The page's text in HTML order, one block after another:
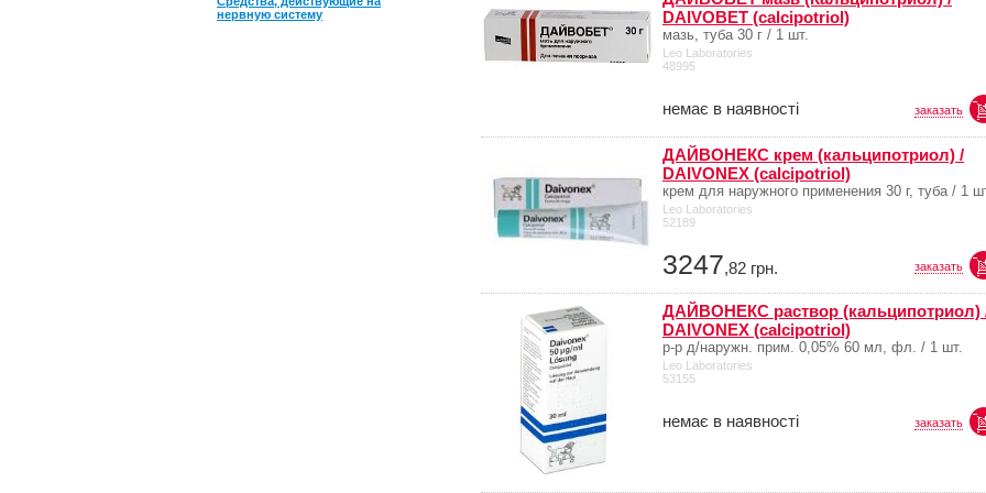
нервную систему
DAIVOBET (calcipotriol)
мазь, туба 30 г / 1 шт.
Leo Laboratories
48995
немає в наявності заказать
ДАЙВОНЕКС крем (кальципотриол) /
DAIVONEX (calcipotriol)
крем для наружного применения 30 г, туба / 1
Leo Laboratories
52189
3247,82 грн. заказать
ДАЙВОНЕКС раствор (кальципотриол)
DAIVONEX (calcipotriol)
р-р д/наружн. прим. 0,05% 60 мл, фл. / 1 шт.
Leo Laboratories
53155
немає в наявності заказать